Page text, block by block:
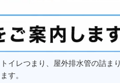
イレつまり、屋外排水管の詰ま
す。